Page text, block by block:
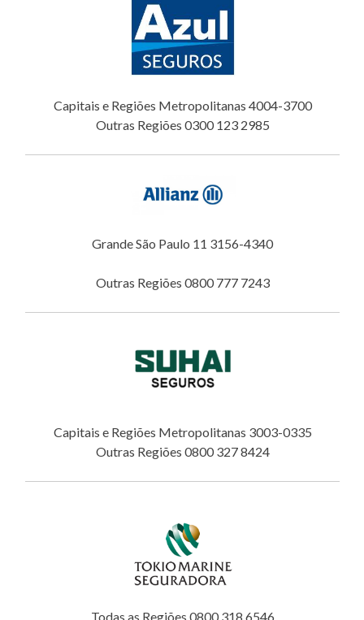
Capitais e Regiões Metropolitanas 4004-3700
Outras Regiões 0300 123 2985
Grande São Paulo 11 3156-4340
Outras Regiões 0800 777 7243
Capitais e Regiões Metropolitanas 3003-0335
Outras Regiões 0800 327 8424
Todas as Regiões 0800 318 6546